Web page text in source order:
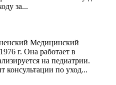
за...
Медицинский
г. Она работает в
на педиатрии.
консультации по уход...